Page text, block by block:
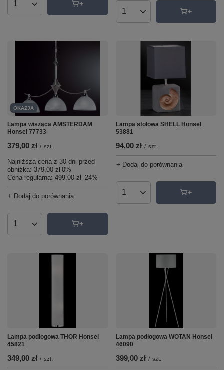
Ilość produktów
Ilość produktów
OKAZJA
Lampa wisząca AMSTERDAM
Honsel 77733
379,00 zł / szt.
Najniższa cena z 30 dni przed
obniżką: 379,00 zł 0%
Cena regularna: 499,00 zł -24%
+ Dodaj do porównania
Ilość produktów
Lampa stołowa SHELL Honsel
53881
94,00 zł / szt.
+ Dodaj do porównania
Ilość produktów
Lampa podłogowa THOR Honsel
45821
349,00 zł / szt.
Lampa podłogowa WOTAN Honsel
46090
399,00 zł / szt.